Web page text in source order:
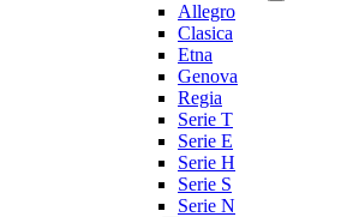
Allegro
Clasica
Etna
Genova
Regia
Serie T
Serie E
Serie H
Serie S
Serie N